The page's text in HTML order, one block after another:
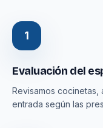
1
Evaluación del
Revisamos cocinetas,
entrada según las